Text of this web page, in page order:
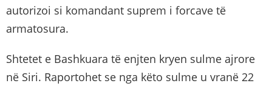
autorizoi si komandant suprem i forcave të
armatosura.
Shtetet e Bashkuara të enjten kryen sulme ajrore
në Siri. Raportohet se nga këto sulme u vranë 22